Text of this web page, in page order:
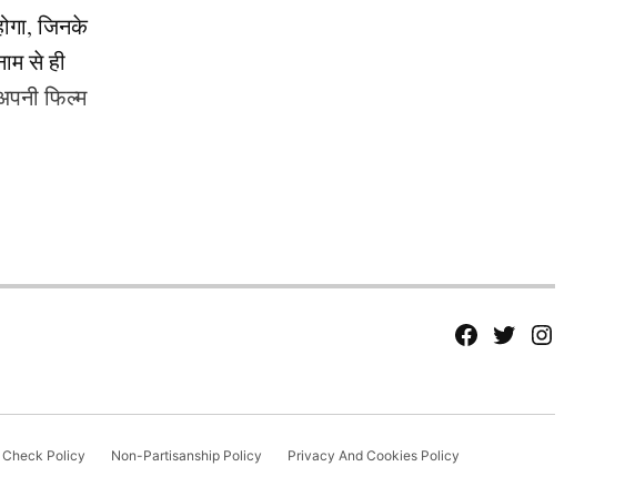
से
पर मैच
कारण
जिनके
से ही
फिल्म
fb Tw tw
Check Policy Non-Partisanship Policy Privacy And Cookies Policy